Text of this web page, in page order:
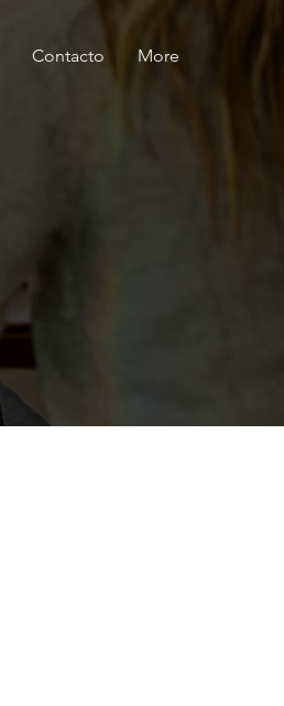
Contacto More